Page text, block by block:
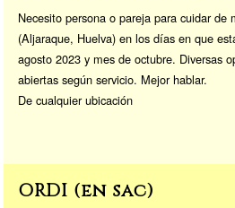
Necesito persona o pareja para cuidar de
(Aljaraque, Huelva) en los días en que
agosto 2023 y mes de octubre. Diversas
abiertas según servicio. Mejor hablar.
De cualquier ubicación
ORDI (en sac)